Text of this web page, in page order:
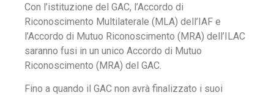
Con l’istituzione del GAC, l’Accordo di
Riconoscimento Multilaterale (MLA) dell’IAF e
l’Accordo di Mutuo Riconoscimento (MRA) dell’ILAC
saranno fusi in un unico Accordo di Mutuo
Riconoscimento (MRA) del GAC.
Fino a quando il GAC non avrà finalizzato i suoi